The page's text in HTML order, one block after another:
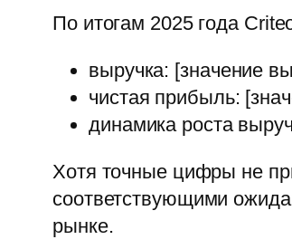
По итогам 2025 года
выручка: [значение
чистая прибыль:
динамика роста
Хотя точные цифры не
соответствующими
рынке.